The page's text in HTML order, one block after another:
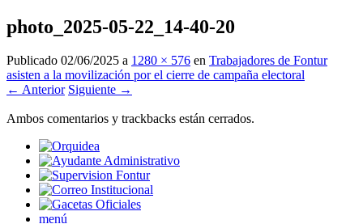
photo_2025-05-22_14-40-20
Publicado 02/06/2025 a 1280 × 576 en Trabajadores de Fontur
asisten a la movilización por el cierre de campaña electoral
← Anterior Siguiente →
Ambos comentarios y trackbacks están cerrados.
menú